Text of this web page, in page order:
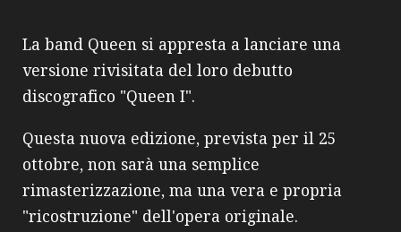
La band Queen si appresta a lanciare una
versione rivisitata del loro debutto
discografico "Queen I".
Questa nuova edizione, prevista per il 25
ottobre, non sarà una semplice
rimasterizzazione, ma una vera e propria
"ricostruzione" dell'opera originale.